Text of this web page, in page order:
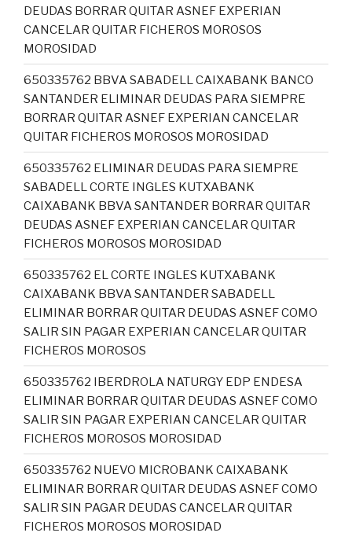
DEUDAS BORRAR QUITAR ASNEF EXPERIAN
CANCELAR QUITAR FICHEROS MOROSOS
MOROSIDAD
650335762 BBVA SABADELL CAIXABANK BANCO
SANTANDER ELIMINAR DEUDAS PARA SIEMPRE
BORRAR QUITAR ASNEF EXPERIAN CANCELAR
QUITAR FICHEROS MOROSOS MOROSIDAD
650335762 ELIMINAR DEUDAS PARA SIEMPRE
SABADELL CORTE INGLES KUTXABANK
CAIXABANK BBVA SANTANDER BORRAR QUITAR
DEUDAS ASNEF EXPERIAN CANCELAR QUITAR
FICHEROS MOROSOS MOROSIDAD
650335762 EL CORTE INGLES KUTXABANK
CAIXABANK BBVA SANTANDER SABADELL
ELIMINAR BORRAR QUITAR DEUDAS ASNEF COMO
SALIR SIN PAGAR EXPERIAN CANCELAR QUITAR
FICHEROS MOROSOS
650335762 IBERDROLA NATURGY EDP ENDESA
ELIMINAR BORRAR QUITAR DEUDAS ASNEF COMO
SALIR SIN PAGAR EXPERIAN CANCELAR QUITAR
FICHEROS MOROSOS MOROSIDAD
650335762 NUEVO MICROBANK CAIXABANK
ELIMINAR BORRAR QUITAR DEUDAS ASNEF COMO
SALIR SIN PAGAR DEUDAS CANCELAR QUITAR
FICHEROS MOROSOS MOROSIDAD